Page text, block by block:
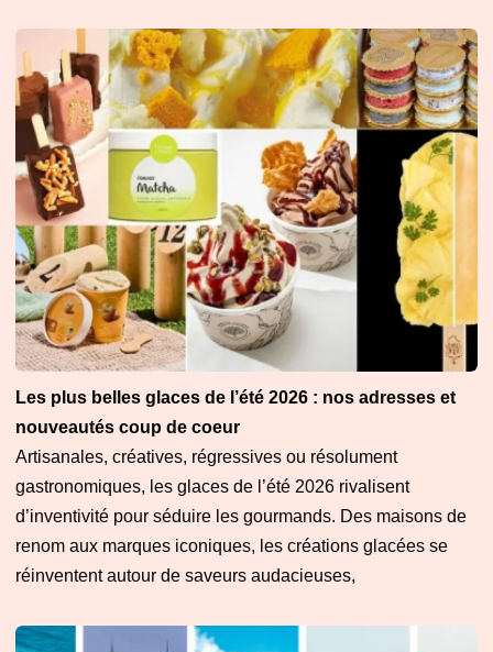
Les plus belles glaces de l’été 2026 : nos adresses et
nouveautés coup de coeur
Artisanales, créatives, régressives ou résolument
gastronomiques, les glaces de l’été 2026 rivalisent
d’inventivité pour séduire les gourmands. Des maisons de
renom aux marques iconiques, les créations glacées se
réinventent autour de saveurs audacieuses,